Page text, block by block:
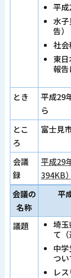
平
水
告）
社
東
報
とき
平成29
ら
とこ
ろ
富士見
会議
録
平成29
394KB）
会議の
名称
平
議題
埼
て（
中
つい
レ